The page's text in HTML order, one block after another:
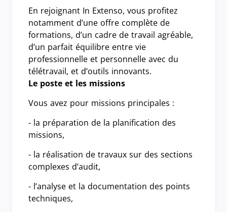
En rejoignant In Extenso, vous profitez
notamment d’une offre complète de
formations, d’un cadre de travail agréable,
d’un parfait équilibre entre vie
professionnelle et personnelle avec du
télétravail, et d’outils innovants.
Le poste et les missions
Vous avez pour missions principales :
- la préparation de la planification des
missions,
- la réalisation de travaux sur des sections
complexes d’audit,
- l’analyse et la documentation des points
techniques,